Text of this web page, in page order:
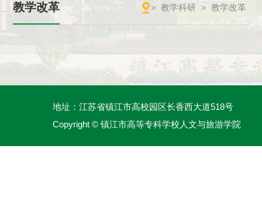
教学改革 > 教学科研 > 教学改革
地址：江苏省镇江市高校园区长香西大道518号
Copyright © 镇江市高等专科学校人文与旅游学院